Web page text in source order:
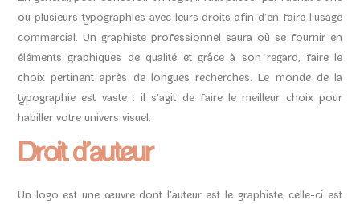
ou plusieurs typographies avec leurs droits afin d’en faire l’usage
commercial. Un graphiste professionnel saura où se fournir en
éléments graphiques de qualité et grâce à son regard, faire le
choix pertinent après de longues recherches. Le monde de la
typographie est vaste ; il s’agit de faire le meilleur choix pour
habiller votre univers visuel.
Droit d’auteur
Un logo est une œuvre dont l’auteur est le graphiste, celle-ci est